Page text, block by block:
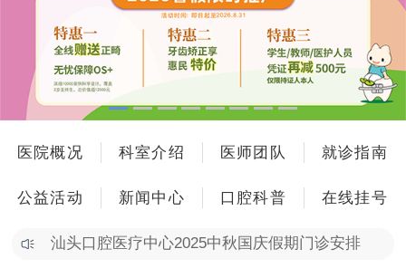
医院概况 科室介绍 医师团队 就诊指南
公益活动 新闻中心 口腔科普 在线挂号